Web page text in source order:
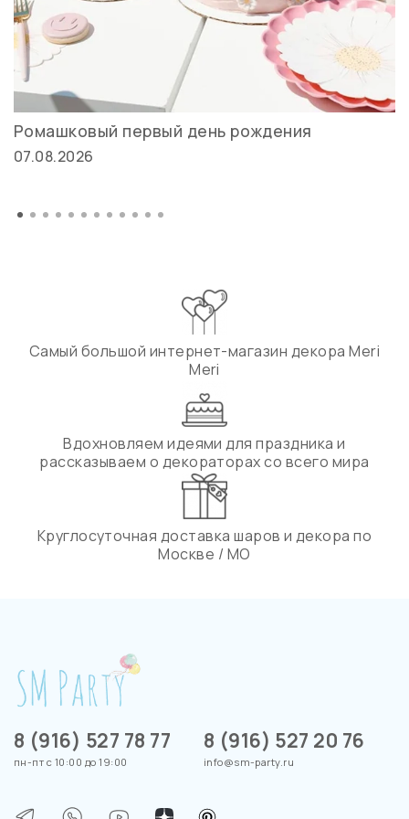
Ромашковый первый день рождения
07.08.2026
Самый большой интернет-магазин декора Meri
Meri
Вдохновляем идеями для праздника и
рассказываем о декораторах со всего мира
Круглосуточная доставка шаров и декора по
Москве / МО
8 (916) 527 78 77
пн-пт с 10:00 до 19:00
8 (916) 527 20 76
info@sm-party.ru